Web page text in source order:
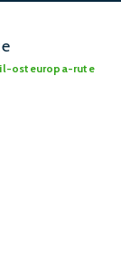
osteuropa-rute